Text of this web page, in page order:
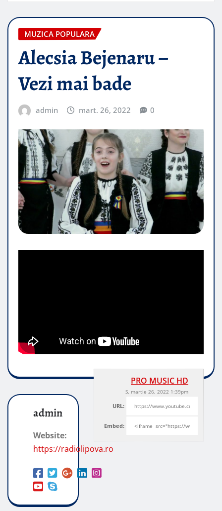
MUZICA POPULARA
Alecsia Bejenaru –
Vezi mai bade
admin mart. 26, 2022 0
PRO MUSIC HD
S, martie 26, 2022 1:39pm
URL:
Embed:
admin
Website:
https://radiolipova.ro